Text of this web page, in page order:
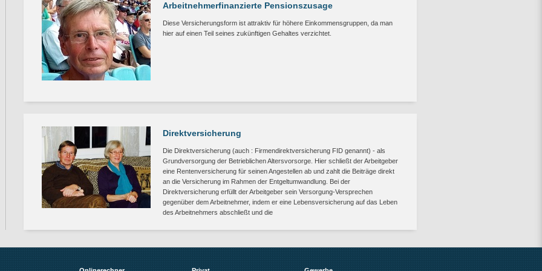
Arbeitnehmerfinanzierte Pensionszusage
Diese Versicherungsform ist attraktiv für höhere Einkommensgruppen, da man
hier auf einen Teil seines zukünftigen Gehaltes verzichtet.
Direktversicherung
Die Direktversicherung (auch : Firmendirektversicherung FID genannt) - als
Grundversorgung der Betrieblichen Altersvorsorge. Hier schließt der Arbeitgeber
eine Rentenversicherung für seinen Angestellen ab und zahlt die Beiträge direkt
an die Versicherung im Rahmen der Entgeltumwandlung. Bei der
Direktversicherung erfüllt der Arbeitgeber sein Versorgung-Versprechen
gegenüber dem Arbeitnehmer, indem er eine Lebensversicherung auf das Leben
des Arbeitnehmers abschließt und die